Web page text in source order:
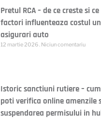
Pretul RCA – de ce creste si ce
factori influenteaza costul
asigurari auto
12 martie 2026 Niciun comentariu
Istoric sanctiuni rutiere –
poti verifica online amenzile
suspendarea permisului in